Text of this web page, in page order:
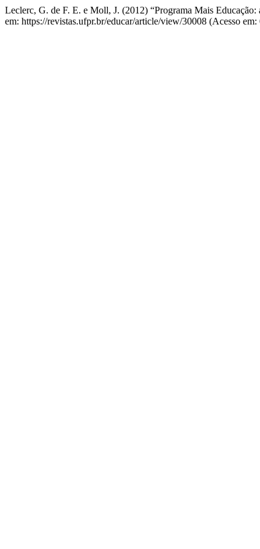
Leclerc, G. de F. E. e Moll, J. (2012) “Programa Mais Educação:
em: https://revistas.ufpr.br/educar/article/view/30008 (Acesso em: